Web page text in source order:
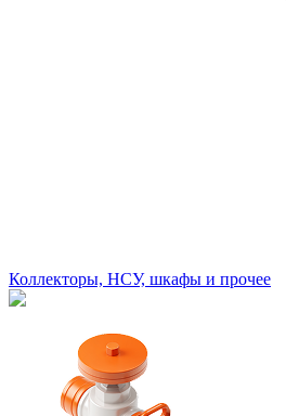
Коллекторы, НСУ, шкафы и прочее